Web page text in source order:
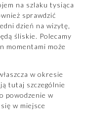
na szlaku tysiąca
sprawdzić
dzień na wizytę,
śliskie. Polecamy
momentami może
w okresie
tutaj szczególnie
powodzenie w
w miejsce